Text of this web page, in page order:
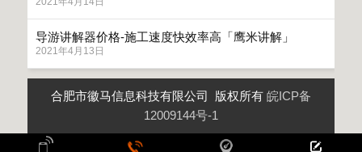
导游讲解器价格-施工速度快效率高「鹰米讲解」
2021年4月13日
合肥市徽马信息科技有限公司 版权所有 皖ICP备
12009144号-1